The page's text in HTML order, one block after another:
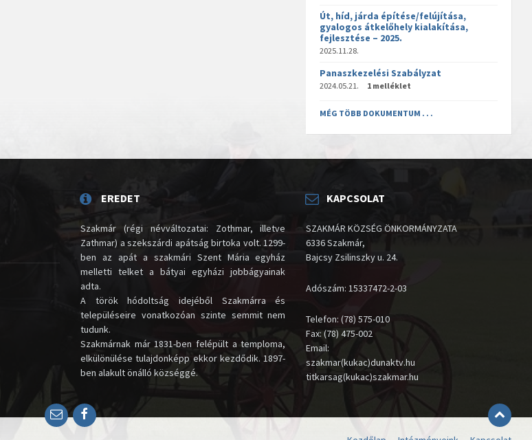
Út, híd, járda építése/felújítása,
gyalogos átkelőhely kialakítása,
fejlesztése – 2025.
2025.11.28.
Panaszkezelési Szabályzat
2024.05.21. 1 melléklet
MÉG TÖBB DOKUMENTUM . . .
EREDET
Szakmár (régi névváltozatai: Zothmar, illetve
Zathmar) a szekszárdi apátság birtoka volt. 1299-
ben az apát a szakmári Szent Mária egyház
melletti telket a bátyai egyházi jobbágyainak
adta.
A török hódoltság idejéből Szakmárra és
településeire vonatkozóan szinte semmit nem
tudunk.
Szakmárnak már 1831-ben felépült a temploma,
elkülönülése tulajdonképp ekkor kezdődik. 1897-
ben alakult önálló községgé.
KAPCSOLAT
SZAKMÁR KÖZSÉG ÖNKORMÁNYZATA
6336 Szakmár,
Bajcsy Zsilinszky u. 24.
Adószám: 15337472-2-03
Telefon: (78) 575-010
Fax: (78) 475-002
Email:
szakmar(kukac)dunaktv.hu
titkarsag(kukac)szakmar.hu
EmailFacebook